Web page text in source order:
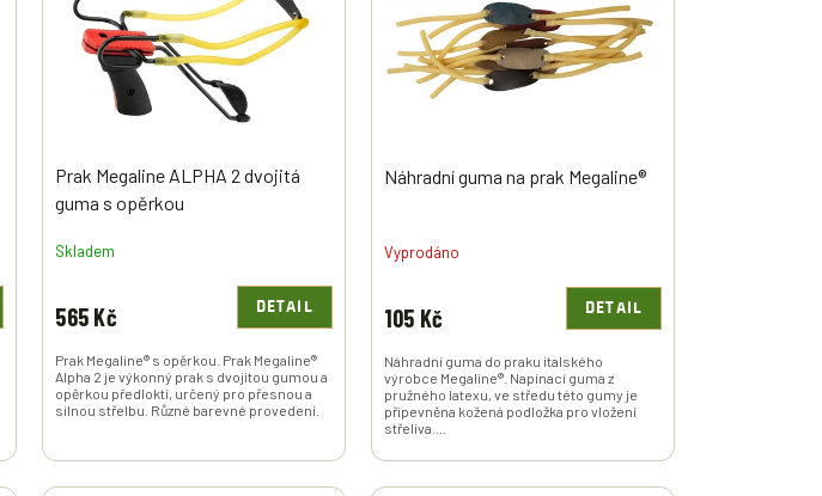
Prak Megaline ALPHA 2 dvojitá
guma s opěrkou
Skladem
565 Kč DETAIL
Prak Megaline® s opěrkou. Prak Megaline®
Alpha 2 je výkonný prak s dvojitou gumou a
opěrkou předloktí, určený pro přesnou a
silnou střelbu. Různé barevné provedení.
Náhradní guma na prak Megaline®
Vyprodáno
105 Kč DETAIL
Náhradní guma do praku italského
výrobce Megaline®. Napínací guma z
pružného latexu, ve středu této gumy je
připevněna kožená podložka pro vložení
střeliva....